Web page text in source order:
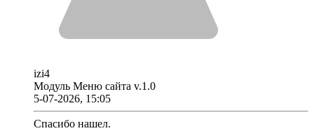
izi4
Модуль Меню сайта v.1.0
5-07-2026, 15:05
Спасибо нашел.